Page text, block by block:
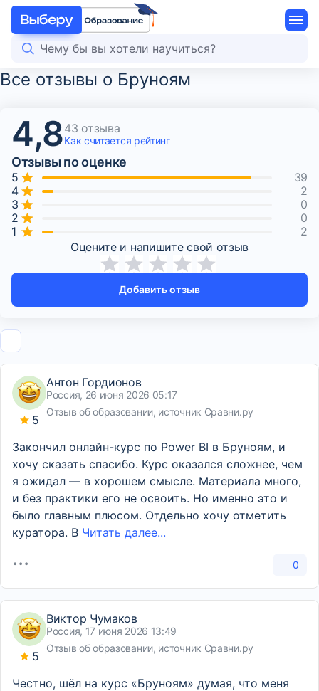
Все отзывы о Бруноям
4,843 отзыва
Как считается рейтинг
Отзывы по оценке
2
0
0
2
39
Оцените и напишите свой отзыв
Добавить отзыв
5
Антон Гордионов
Россия, 26 июня 2026 05:17
Отзыв об образовании, источник Сравни.ру
Закончил онлайн-курс по Power BI в Бруноям, и
хочу сказать спасибо. Курс оказался сложнее, чем
я ожидал — в хорошем смысле. Материала много,
и без практики его не освоить. Но именно это и
было главным плюсом. Отдельно хочу отметить
куратора. В Читать далее...
0
5
Виктор Чумаков
Россия, 17 июня 2026 13:49
Отзыв об образовании, источник Сравни.ру
Честно, шёл на курс «Бруноям» думая, что меня